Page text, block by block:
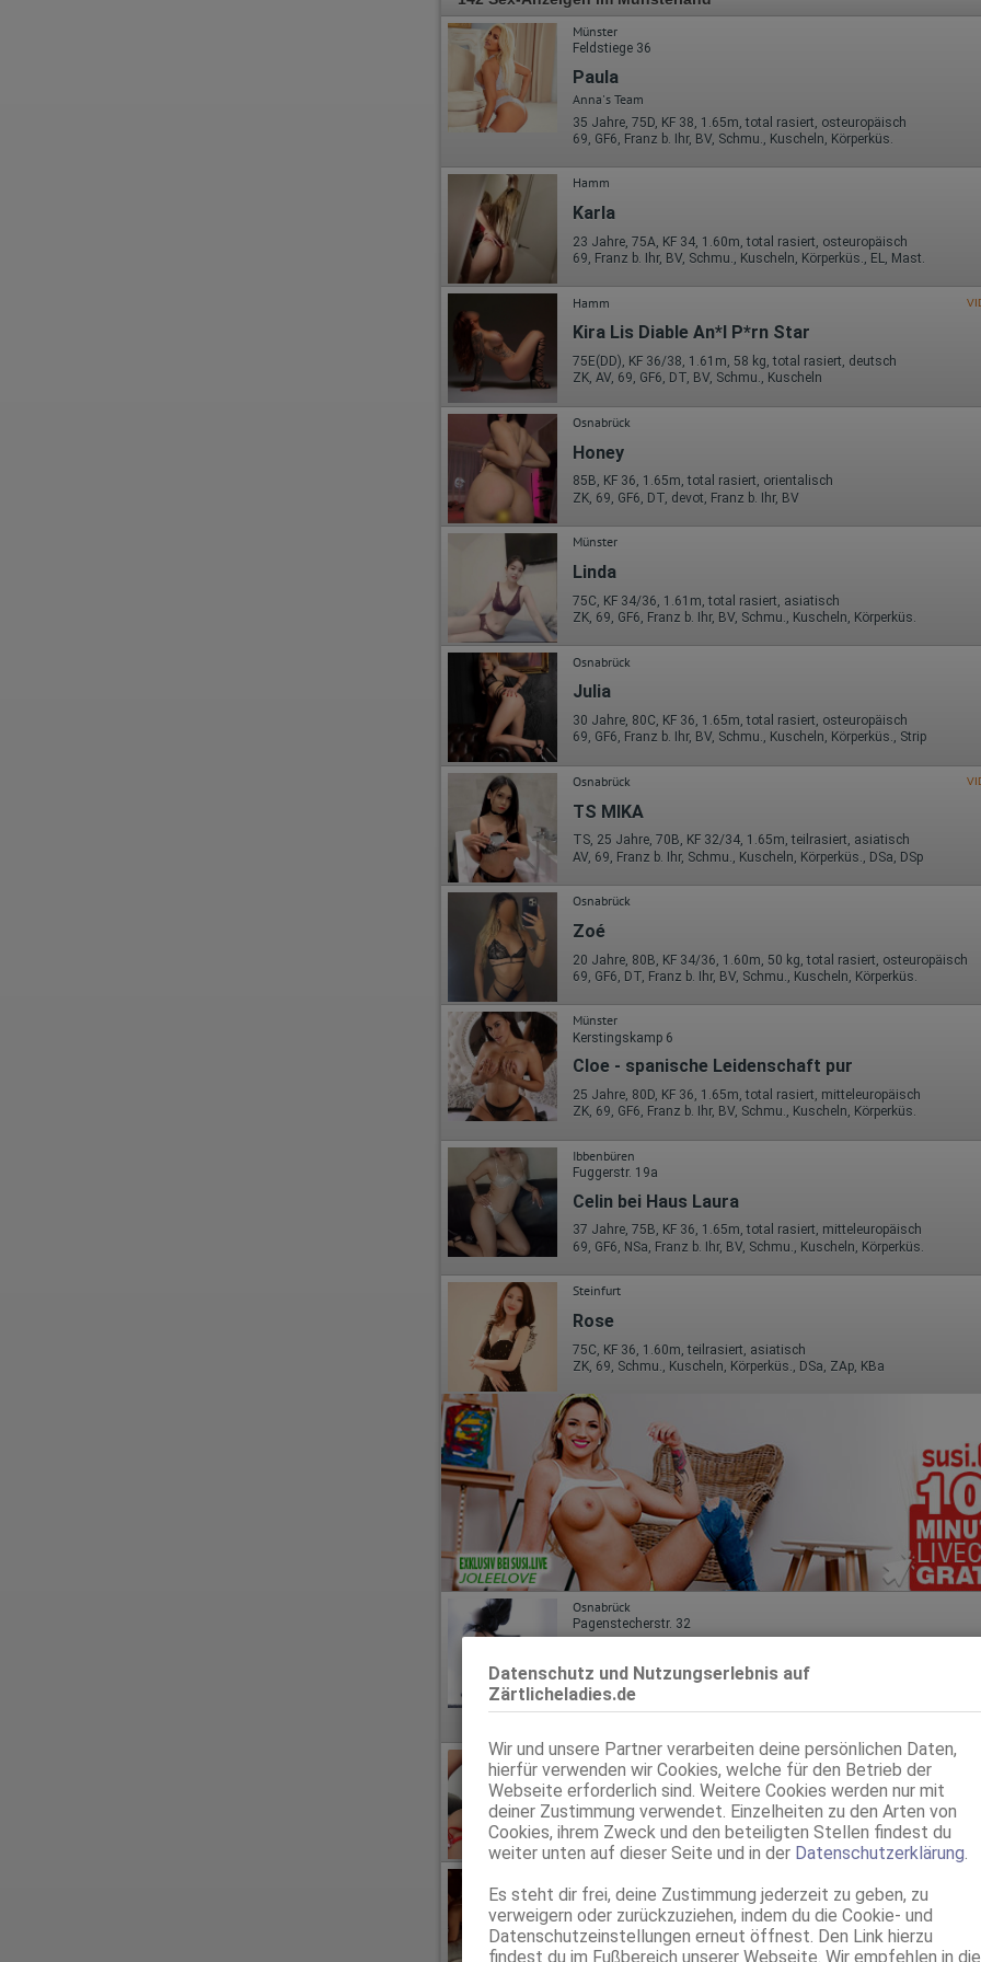
Datenschutz und Nutzungserlebnis auf
Zärtlicheladies.de
Wir und unsere Partner verarbeiten deine persönlichen Daten,
hierfür verwenden wir Cookies, welche für den Betrieb der
Webseite erforderlich sind. Weitere Cookies werden nur mit
deiner Zustimmung verwendet. Einzelheiten zu den Arten von
Cookies, ihrem Zweck und den beteiligten Stellen findest du
weiter unten auf dieser Seite und in der Datenschutzerklärung
Es steht dir frei, deine Zustimmung jederzeit zu geben, zu
verweigern oder zurückzuziehen, indem du die Cookie- und
Datenschutzeinstellungen erneut öffnest. Den Link hierzu
findest du im Fußbereich unserer Webseite. Wir empfehlen in die
Münster
Feldstiege 36
Paula
Anna's Team
35 Jahre, 75D, KF 38, 1.65m, total rasiert, osteuropäisch
69, GF6, Franz b. Ihr, BV, Schmu., Kuscheln, Körperküs.
Hamm
Karla
23 Jahre, 75A, KF 34, 1.60m, total rasiert, osteuropäisch
69, Franz b. Ihr, BV, Schmu., Kuscheln, Körperküs., EL, Mast.
Hamm
Kira Lis Diable An*l P*rn Star
75E(DD), KF 36/38, 1.61m, 58 kg, total rasiert, deutsch
ZK, AV, 69, GF6, DT, BV, Schmu., Kuscheln
Osnabrück
Honey
85B, KF 36, 1.65m, total rasiert, orientalisch
ZK, 69, GF6, DT, devot, Franz b. Ihr, BV
Münster
Linda
75C, KF 34/36, 1.61m, total rasiert, asiatisch
ZK, 69, GF6, Franz b. Ihr, BV, Schmu., Kuscheln, Körperküs.
Osnabrück
Julia
30 Jahre, 80C, KF 36, 1.65m, total rasiert, osteuropäisch
69, GF6, Franz b. Ihr, BV, Schmu., Kuscheln, Körperküs., Strip
Osnabrück
TS MIKA
TS, 25 Jahre, 70B, KF 32/34, 1.65m, teilrasiert, asiatisch
AV, 69, Franz b. Ihr, Schmu., Kuscheln, Körperküs., DSa, DSp
Osnabrück
Zoé
20 Jahre, 80B, KF 34/36, 1.60m, 50 kg, total rasiert, osteuropäisch
69, GF6, DT, Franz b. Ihr, BV, Schmu., Kuscheln, Körperküs.
Münster
Kerstingskamp 6
Cloe - spanische Leidenschaft pur
25 Jahre, 80D, KF 36, 1.65m, total rasiert, mitteleuropäisch
ZK, 69, GF6, Franz b. Ihr, BV, Schmu., Kuscheln, Körperküs.
Ibbenbüren
Fuggerstr. 19a
Celin bei Haus Laura
37 Jahre, 75B, KF 36, 1.65m, total rasiert, mitteleuropäisch
69, GF6, NSa, Franz b. Ihr, BV, Schmu., Kuscheln, Körperküs.
Steinfurt
Rose
75C, KF 36, 1.60m, teilrasiert, asiatisch
ZK, 69, Schmu., Kuscheln, Körperküs., DSa, ZAp, KBa
Osnabrück
Pagenstecherstr. 32
Casa Romantico
23 Jahre, 75C, KF 34, 1.69m, total rasiert, mitteleuropäisch
69, Franz b. Ihr, BV, Schmu., Kuscheln, Körperküs., EL, Mast.
Osnabrück
Candy* NEU **
18 Jahre, 70B, KF 34/36, 1.62m, total rasiert, osteuropäisch
69, GF6, NSa, Franz b. Ihr, Schmu., Kuscheln, Körperküs., AV b. Ihm
Larisa - Unvergessliche Momente & Partys
20 Jahre, 75C, KF 34, 1.60m, 47 kg, total rasiert, osteuropäisch
ZK, 69, GF6, NSa, Franz b. Ihr, MFF, Schmu., Kuscheln